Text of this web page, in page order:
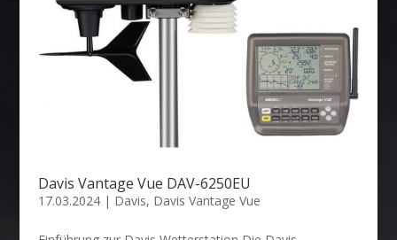
Davis Vantage Vue DAV-6250EU
17.03.2024| Davis, Davis Vantage Vue